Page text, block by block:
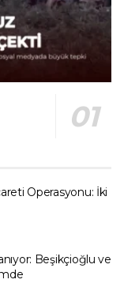
Operasyonu: İki
Beşikçioğlu ve